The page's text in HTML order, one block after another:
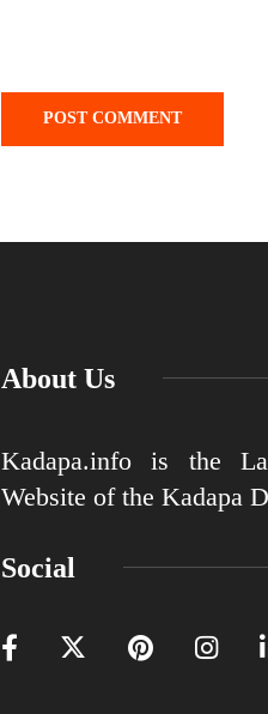
About Us
Kadapa.info is the
Website of the Kadapa
Social